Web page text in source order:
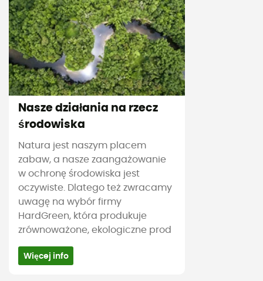
Nasze działania na rzecz
środowiska
Natura jest naszym placem
zabaw, a nasze zaangażowanie
w ochronę środowiska jest
oczywiste. Dlatego też zwracamy
uwagę na wybór firmy
HardGreen, która produkuje
zrównoważone, ekologiczne prod
Więcej info